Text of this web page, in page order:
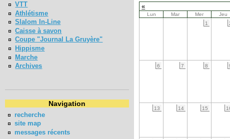
VTT
Athlétisme
Slalom In-Line
Caisse à savon
Coupe "Journal La Gruyère"
Hippisme
Marche
Archives
Navigation
recherche
site map
messages récents
«
Lun Mar Mer Jeu
1
6 7 8
13 14 15